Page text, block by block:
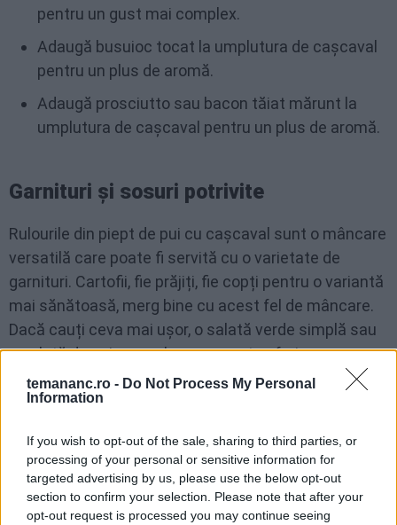
temananc.ro - Do Not Process My Personal
Information
If you wish to opt-out of the sale, sharing to third parties, or
processing of your personal or sensitive information for
targeted advertising by us, please use the below opt-out
section to confirm your selection. Please note that after your
opt-out request is processed you may continue seeing
pentru un gust mai complex.
Adaugă busuioc tocat la umplutura de cașcaval
pentru un plus de aromă.
Adaugă prosciutto sau bacon tăiat mărunt la
umplutura de cașcaval pentru un plus de aromă.
Garnituri și sosuri potrivite
Rulourile din piept de pui cu cașcaval sunt o mâncare
versatilă care poate fi servită cu o varietate de
garnituri. Cartofii, fie prăjiți, fie copți pentru o variantă
mai sănătoasă, merg bine cu acest fel de mâncare.
Dacă cauți ceva mai ușor, o salată verde simplă sau
osalată de quinoa cu legumepoate oferi
prospețimea necesară.
ciupercile sau brocoli, adaugă diversitate și sunt ușor
de preparat. Unrisotto cremos cu legumesau
de orezpoate fi, de asemenea, o opțiune bună pentru
a adăuga un plus de consistență mesei.